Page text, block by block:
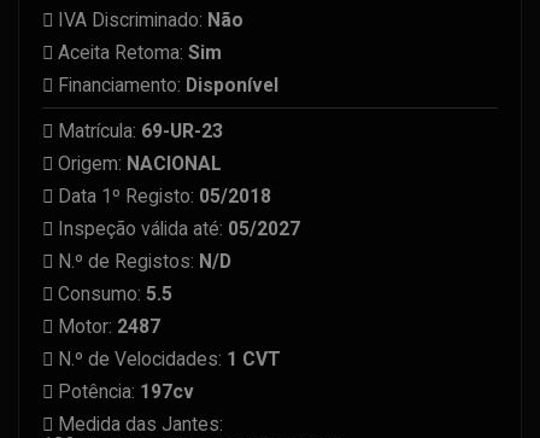
IVA Discriminado: Não
Aceita Retoma: Sim
Financiamento: Disponível
Matrícula: 69-UR-23
Origem: NACIONAL
Data 1º Registo: 05/2018
Inspeção válida até: 05/2027
N.º de Registos: N/D
Consumo: 5.5
Motor: 2487
N.º de Velocidades: 1 CVT
Potência: 197cv
Medida das Jantes: